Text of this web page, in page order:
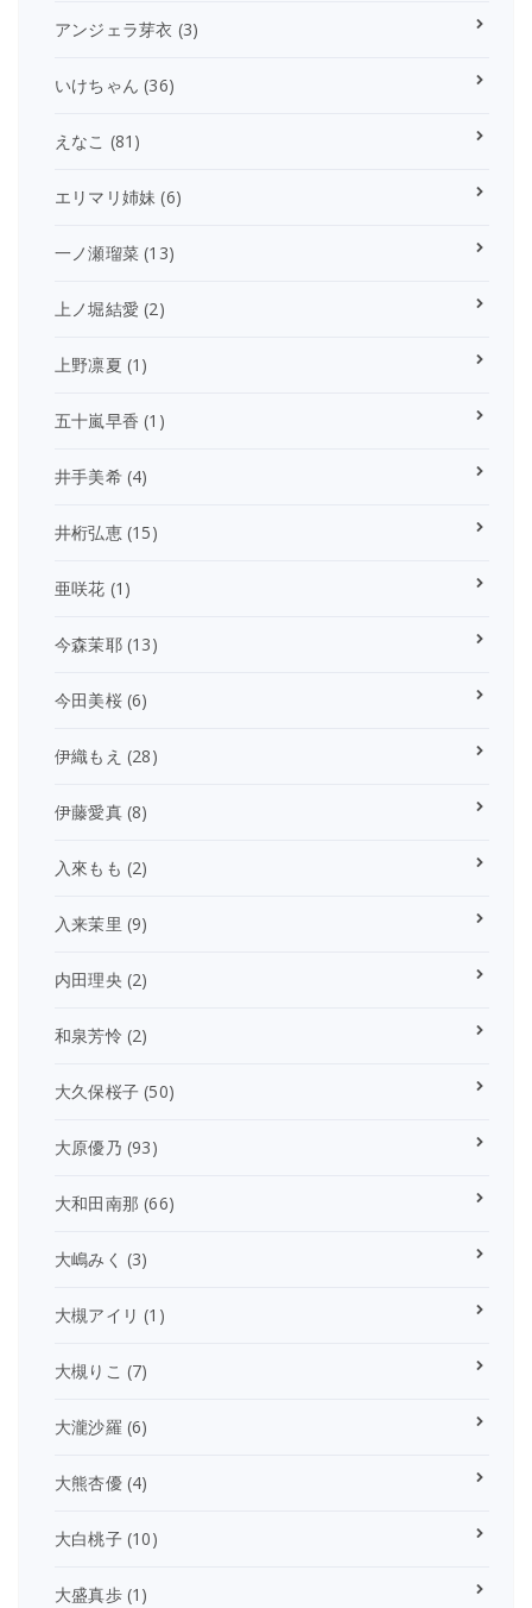
アンジェラ芽衣 (3)
いけちゃん (36)
えなこ (81)
エリマリ姉妹 (6)
一ノ瀬瑠菜 (13)
上ノ堀結愛 (2)
上野凛夏 (1)
五十嵐早香 (1)
井手美希(4)
井桁弘恵(15)
亜咲花 (1)
今森茉耶(13)
今田美桜(6)
伊織もえ (28)
伊藤愛真(8)
入來もも (2)
入来茉里 (9)
内田理央 (2)
和泉芳怜 (2)
大久保桜子 (50)
大原優乃 (93)
大和田南那 (66)
大嶋みく (3)
大槻アイリ (1)
大槻りこ (7)
大瀧沙羅 (6)
大熊杏優(4)
大白桃子(10)
大盛真歩(1)